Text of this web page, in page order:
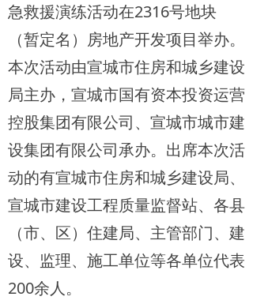
急救援演练活动在2316号地块
（暂定名）房地产开发项目举办。
本次活动由宣城市住房和城乡建设
局主办，宣城市国有资本投资运营
控股集团有限公司、宣城市城市建
设集团有限公司承办。出席本次活
动的有宣城市住房和城乡建设局、
宣城市建设工程质量监督站、各县
（市、区）住建局、主管部门、建
设、监理、施工单位等各单位代表
200余人。